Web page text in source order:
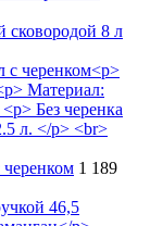
сковородой 8 л
черенком 1 189